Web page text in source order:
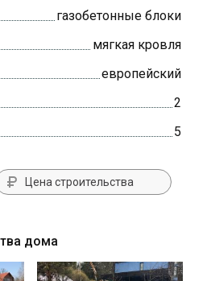
газобетонные блоки
мягкая кровля
европейский
2
5
Цена строительства
дома